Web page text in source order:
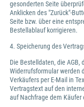
gesonderten Seite
Anklicken des "Zurück"-
Seite bzw. über eine
Bestellablauf korrigieren.
4. Speicherung des
Die Bestelldaten, die AGB,
Widerrufsformular werden
Verkäufers per E-Mail in
Vertragstext auf den
auf Nachfrage dem Käufer